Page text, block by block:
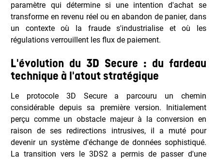
paramètre qui détermine si une intention d'achat se
transforme en revenu réel ou en abandon de panier, dans
un contexte où la fraude s'industrialise et où les
régulations verrouillent les flux de paiement.
L'évolution du 3D Secure : du fardeau
technique à l'atout stratégique
Le protocole 3D Secure a parcouru un chemin
considérable depuis sa première version. Initialement
perçu comme un obstacle majeur à la conversion en
raison de ses redirections intrusives, il a muté pour
devenir un système d'échange de données sophistiqué.
La transition vers le 3DS2 a permis de passer d'une